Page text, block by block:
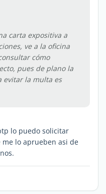
carta expositiva a
ve a la oficina
cómo
pues de plano la
evitar la multa es
lo puedo solicitar
me lo aprueben asi de